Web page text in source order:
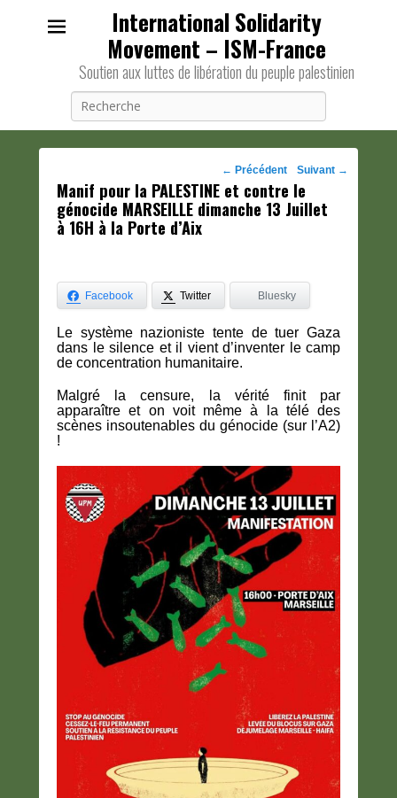
International Solidarity
Movement – ISM-France
Soutien aux luttes de libération du peuple palestinien
Navigation
des
← Précédent Suivant →
Manif pour la PALESTINE et contre le
génocide MARSEILLE dimanche 13 Juillet
à 16H à la Porte d’Aix
Facebook Twitter Bluesky
Le système nazioniste tente de tuer Gaza
dans le silence et il vient d’inventer le camp
de concentration humanitaire.
Malgré la censure, la vérité finit par
apparaître et on voit même à la télé des
scènes insoutenables du génocide (sur l’A2)
!